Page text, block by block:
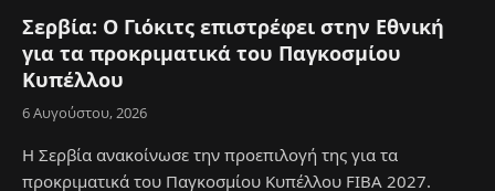
Σερβία: Ο Γιόκιτς επιστρέφει στην Εθνική
για τα προκριματικά του Παγκοσμίου
Κυπέλλου
6 Αυγούστου, 2026
Η Σερβία ανακοίνωσε την προεπιλογή της για τα
προκριματικά του Παγκοσμίου Κυπέλλου FIBA 2027.